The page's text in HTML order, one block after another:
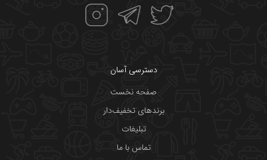
دسترسی آسان
صفحه نخست
برندهای تخفیف‌دار
تبلیغات
تماس با ما